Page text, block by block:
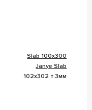
Slab 100x300
Janye Slab
102x302 т.3мм